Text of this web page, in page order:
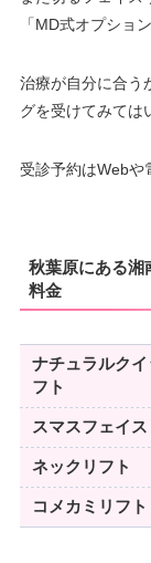
「MD式オプショ
治療が自分に合う
グを受けてみては
受診予約はWebや
秋葉原にある湘
料金
ナチュラルクイ
フト
スマスフェイス
ネックリフト
コメカミリフト